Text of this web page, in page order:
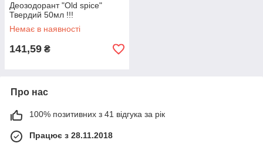
Деозодорант "Old spice"
Твердий 50мл !!!
Немає в наявності
141,59 ₴
Про нас
100% позитивних з 41 відгука за рік
Працює з 28.11.2018